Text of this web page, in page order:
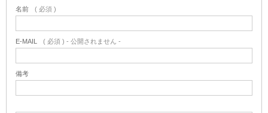
名前 ( 必須 )
E-MAIL ( 必須 ) - 公開されません -
備考